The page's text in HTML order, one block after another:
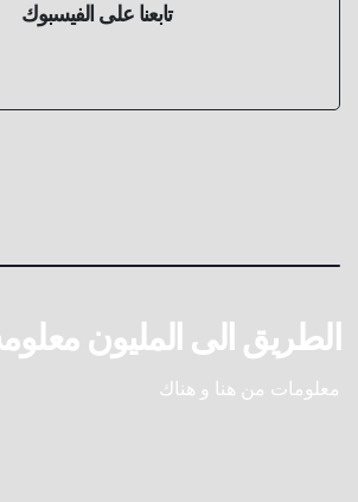
تابعنا على الفيسبوك
الطريق الى المليون
معلومات من هنا و هناك